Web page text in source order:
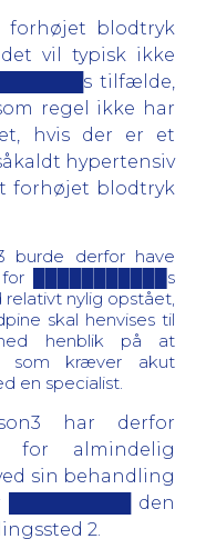
forhøjet blodtryk
vil typisk ikke
tilfælde,
regel ikke har
hvis der er et
hypertensiv
forhøjet blodtryk
burde derfor have
for ███████████s
nylig opstået,
skal henvises til
henblik på at
som kræver akut
en specialist.
har derfor
for almindelig
sin behandling
██████████ den
2.